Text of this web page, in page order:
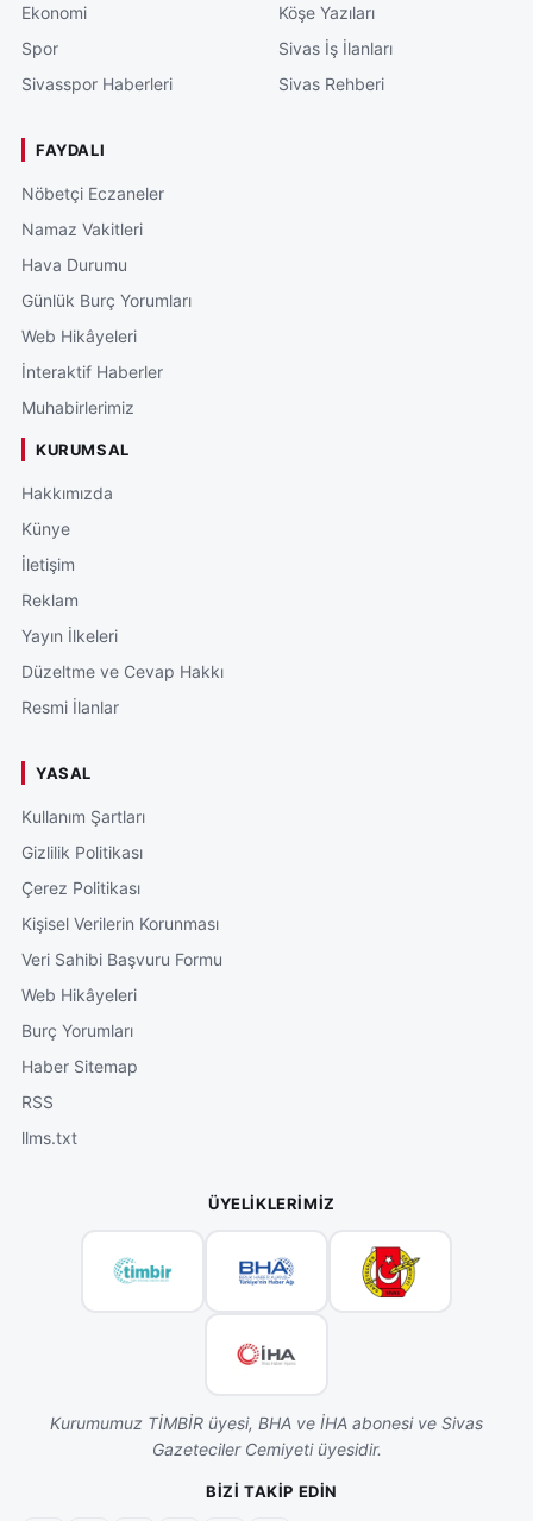
Ekonomi
Spor
Sivasspor Haberleri
Köşe Yazıları
Sivas İş İlanları
Sivas Rehberi
FAYDALI
Nöbetçi Eczaneler
Namaz Vakitleri
Hava Durumu
Günlük Burç Yorumları
Web Hikâyeleri
İnteraktif Haberler
Muhabirlerimiz
KURUMSAL
Hakkımızda
Künye
İletişim
Reklam
Yayın İlkeleri
Düzeltme ve Cevap Hakkı
Resmi İlanlar
YASAL
Kullanım Şartları
Gizlilik Politikası
Çerez Politikası
Kişisel Verilerin Korunması
Veri Sahibi Başvuru Formu
Web Hikâyeleri
Burç Yorumları
Haber Sitemap
RSS
llms.txt
ÜYELIKLERIMIZ
Kurumumuz TİMBİR üyesi, BHA ve İHA abonesi ve Sivas
Gazeteciler Cemiyeti üyesidir.
BIZI TAKIP EDIN